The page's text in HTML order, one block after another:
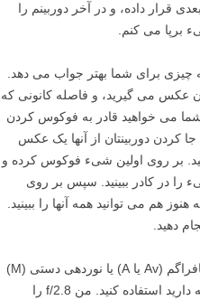
شیء بعدی قرار داده، و در آخر دوربینم را
چه چیزی برای شما بهتر جواب می دهد.
آن عکس می گیرید، و فاصله کانونی که
شما می خواهید قادر به فوکوس کردن
کردن دوربینتان از آنها یک عکس
کنید. بر روی اولین شیء فوکوس کرده و
در کادر ببینید. سپس بر روی
هم می توانید همه آنها را ببینید.
دهید.
دوربین خود را یا بر روی مد اولویت دیافراگم (Av یا A) یا نوردهی دستی (M)
تنظیم کنید، و از باز ترین دیافراگمی که دارید استفاده کنید. من f/2.8 را